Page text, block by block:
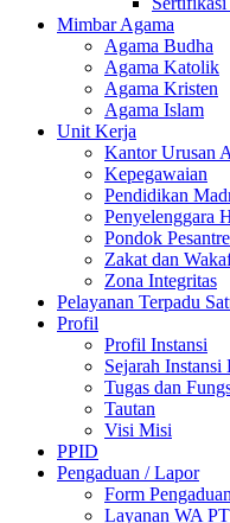
Mimbar Agama
Agama Budha
Agama Katolik
Agama Kristen
Agama Islam
Unit Kerja
Kantor Urusan
Kepegawaian
Pendidikan
Penyelenggara
Pondok
Zakat dan
Zona Integritas
Pelayanan Terpadu
Profil
Profil Instansi
Sejarah
Tugas dan
Tautan
Visi Misi
PPID
Pengaduan / Lapor
Form Pengaduan
Layanan WA